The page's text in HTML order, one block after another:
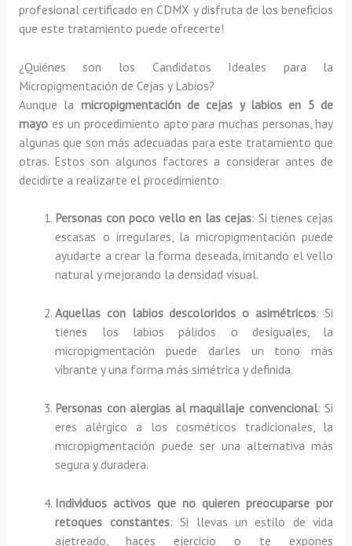
profesional certificado en CDMX y disfruta de los beneficios
que este tratamiento puede ofrecerte!
¿Quiénes son los Candidatos Ideales para la
Micropigmentación de Cejas y Labios?
Aunque la micropigmentación de cejas y labios en 5 de
mayoes un procedimiento apto para muchas personas, hay
algunas que son más adecuadas para este tratamiento que
otras. Estos son algunos factores a considerar antes de
decidirte a realizarte el procedimiento:
Personas con poco vello en las cejas: Si tienes cejas
escasas o irregulares, la micropigmentación puede
ayudarte a crear la forma deseada, imitando el vello
natural y mejorando la densidad visual.
Aquellas con labios descoloridos o asimétricos: Si
tienes los labios pálidos o desiguales, la
micropigmentación puede darles un tono más
vibrante y una forma más simétrica y definida.
Personas con alergias al maquillaje convencional: Si
eres alérgico a los cosméticos tradicionales, la
micropigmentación puede ser una alternativa más
segura y duradera.
Individuos activos que no quieren preocuparse por
retoques constantes: Si llevas un estilo de vida
ajetreado, haces ejercicio o te expones